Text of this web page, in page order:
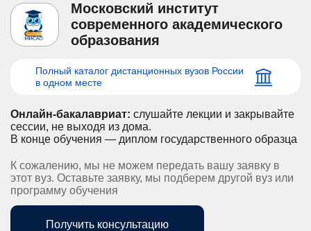
Московский институт
современного академического
образования
Полный каталог дистанционных вузов России
в одном месте
Онлайн-бакалавриат: слушайте лекции и закрывайте
сессии, не выходя из дома.
В конце обучения — диплом государственного образца
К сожалению, мы не можем передать вашу заявку в
этот вуз. Оставьте заявку, мы подберем другой вуз или
программу обучения
Получить консультацию